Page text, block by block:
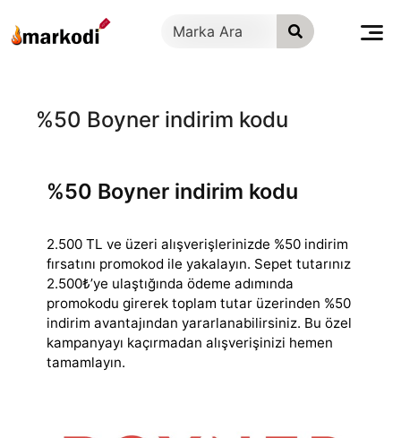
geç
%50 Boyner indirim kodu
%50 Boyner indirim kodu
2.500 TL ve üzeri alışverişlerinizde %50 indirim
fırsatını promokod ile yakalayın. Sepet tutarınız
2.500₺’ye ulaştığında ödeme adımında
promokodu girerek toplam tutar üzerinden %50
indirim avantajından yararlanabilirsiniz. Bu özel
kampanyayı kaçırmadan alışverişinizi hemen
tamamlayın.